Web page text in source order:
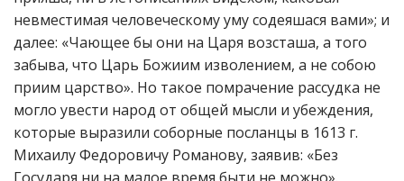
невместимая человеческому уму содеяшася вами»; и
далее: «Чающее бы они на Царя возсташа, а того
забыва, что Царь Божиим изволением, а не собою
приим царство». Но такое помрачение рассудка не
могло увести народ от общей мысли и убеждения,
которые выразили соборные посланцы в 1613 г.
Михаилу Федоровичу Романову, заявив: «Без